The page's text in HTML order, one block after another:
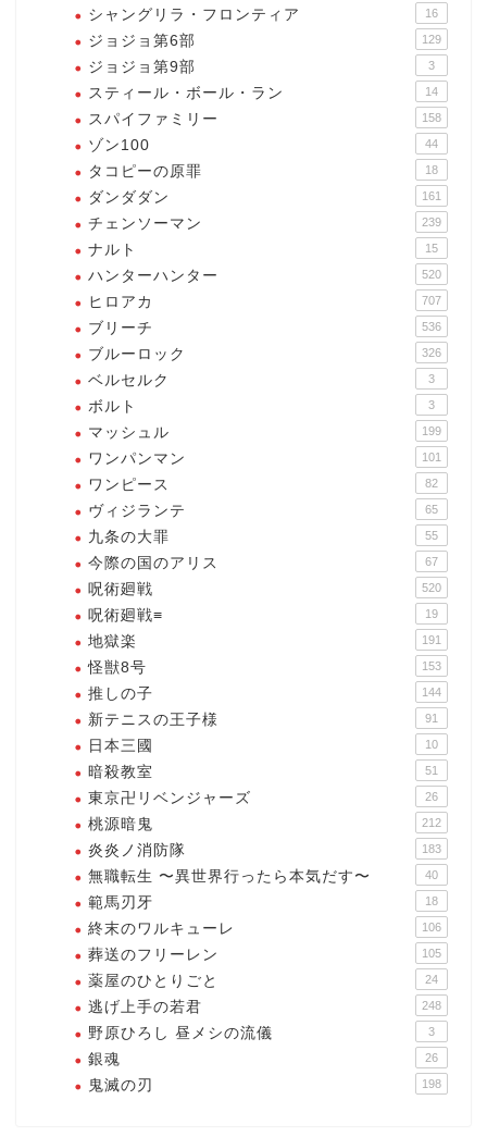
シャングリラ・フロンティア 16
ジョジョ第6部 129
ジョジョ第9部 3
スティール・ボール・ラン 14
スパイファミリー 158
ゾン100 44
タコピーの原罪 18
ダンダダン 161
チェンソーマン 239
ナルト 15
ハンターハンター 520
ヒロアカ 707
ブリーチ 536
ブルーロック 326
ベルセルク 3
ボルト 3
マッシュル 199
ワンパンマン 101
ワンピース 82
ヴィジランテ 65
九条の大罪 55
今際の国のアリス 67
呪術廻戦 520
呪術廻戦≡ 19
地獄楽 191
怪獣8号 153
推しの子 144
新テニスの王子様 91
日本三國 10
暗殺教室 51
東京卍リベンジャーズ 26
桃源暗鬼 212
炎炎ノ消防隊 183
無職転生 〜異世界行ったら本気だす〜 40
範馬刃牙 18
終末のワルキューレ 106
葬送のフリーレン 105
薬屋のひとりごと 24
逃げ上手の若君 248
野原ひろし 昼メシの流儀 3
銀魂 26
鬼滅の刃 198